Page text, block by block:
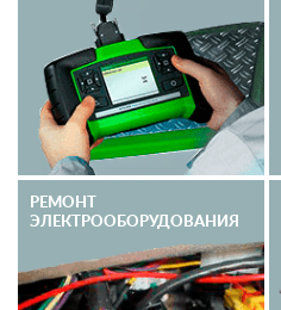
РЕМОНТ
ЭЛЕКТРО­ОБОРУДОВАНИЯ